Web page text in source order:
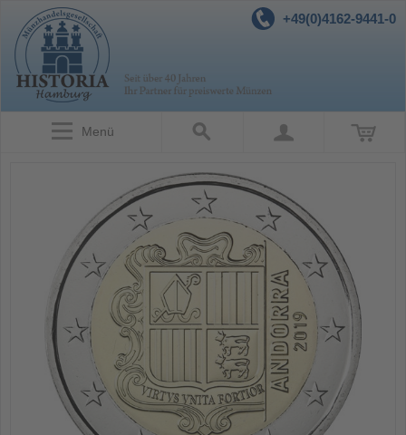
+49(0)4162-9441-0
Menü